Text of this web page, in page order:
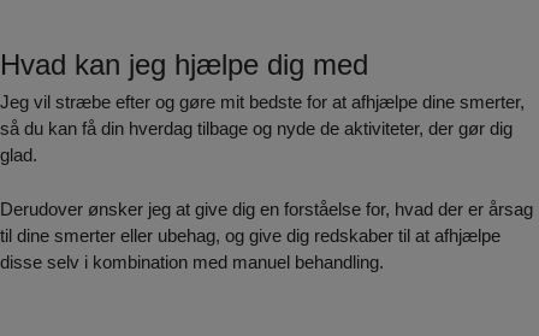
Hvad kan jeg hjælpe dig med
Jeg vil stræbe efter og gøre mit bedste for at afhjælpe dine smerter,
så du kan få din hverdag tilbage og nyde de aktiviteter, der gør dig
glad.
Derudover ønsker jeg at give dig en forståelse for, hvad der er årsag
til dine smerter eller ubehag, og give dig redskaber til at afhjælpe
disse selv i kombination med manuel behandling.